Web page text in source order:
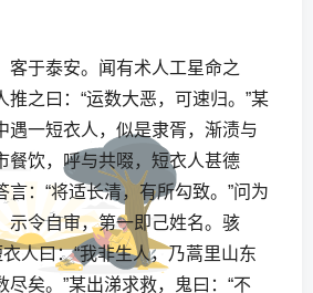
客于泰安。闻有术人工星命之
推之曰：“运数大恶，可速归。”某
遇一短衣人，似是隶胥，渐渍与
餐饮，呼与共啜，短衣人甚德
言：“将适长清，有所勾致。”问为
示令自审，第一即己姓名。骇
衣人曰：“我非生人，乃蒿里山东
尽矣。”某出涕求救，鬼曰：“不